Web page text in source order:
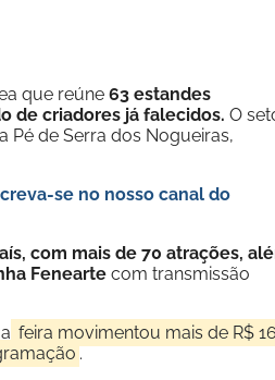
que reúne 63 estandes
de criadores já falecidos. O
Pé de Serra dos Nogueiras,
se no nosso canal do
com mais de 70 atrações,
Fenearte com transmissão
feira movimentou mais de R$
.